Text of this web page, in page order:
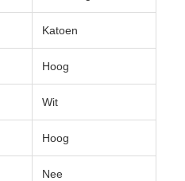
Katoen
Hoog
Wit
Hoog
Nee